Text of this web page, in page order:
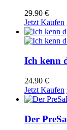
29.90 €
Jetzt Kaufen
Ich kenn
24.90 €
Jetzt Kaufen
Der